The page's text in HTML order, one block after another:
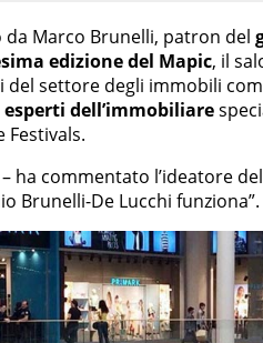
da Marco Brunelli, patron del
edizione del Mapic, il
settore degli immobili
dell’immobiliare
Festivals.
ha commentato l’ideatore
Brunelli-De Lucchi funziona”.